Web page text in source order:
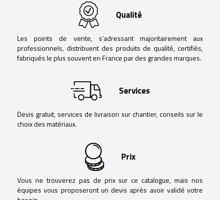
Qualité
Les points de vente, s’adressant majoritairement aux
professionnels, distribuent des produits de qualité, certifiés,
fabriqués le plus souvent en France par des grandes marques.
Services
Devis gratuit, services de livraison sur chantier, conseils sur le
choix des matériaux.
Prix
Vous ne trouverez pas de prix sur ce catalogue, mais nos
équipes vous proposeront un devis après avoir validé votre